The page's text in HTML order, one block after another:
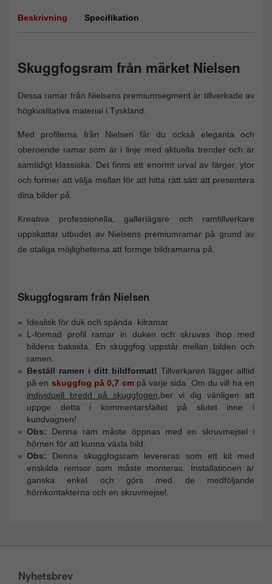
Beskrivning Specifikation
Skuggfogsram från märket Nielsen
Dessa ramar från Nielsens premiumsegment är tillverkade av
högkvalitativa material i Tyskland.
Med profilerna från Nielsen får du också eleganta och
oberoende ramar som är i linje med aktuella trender och är
samtidigt klassiska. Det finns ett enormt urval av färger, ytor
och former att välja mellan för att hitta rätt sätt att presentera
dina bilder på.
Kreativa professionella, galleriägare och ramtillverkare
uppskattar utbudet av Nielsens premiumramar på grund av
de otaliga möjligheterna att formge bildramarna på.
Skuggfogsram från Nielsen
Idealisk för duk och spända kilramar
L-formad profil ramar in duken och skruvas ihop med
bildens baksida. En skuggfog uppstår mellan bilden och
ramen.
Beställ ramen i ditt bildformat! Tillverkaren lägger alltid
på en skuggfog på 0,7 cmpå varje sida. Om du vill ha en
individuell bredd på skuggfogen ,ber vi dig vänligen att
uppge detta i kommentarsfältet på slutet inne i
kundvagnen!
Obs: Denna ram måste öppnas med en skruvmejsel i
hörnen för att kunna växla bild.
Obs: Denna skuggfogsram levereras som ett kit med
enskilda remsor som måste monteras. Installationen är
ganska enkel och görs med de medföljande
hörnkontakterna och en skruvmejsel.
Nyhetsbrev